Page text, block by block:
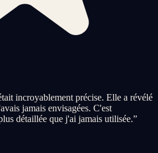
incroyablement précise. Elle a révélé
jamais envisagées. C'est
détaillée que j'ai jamais utilisée.”